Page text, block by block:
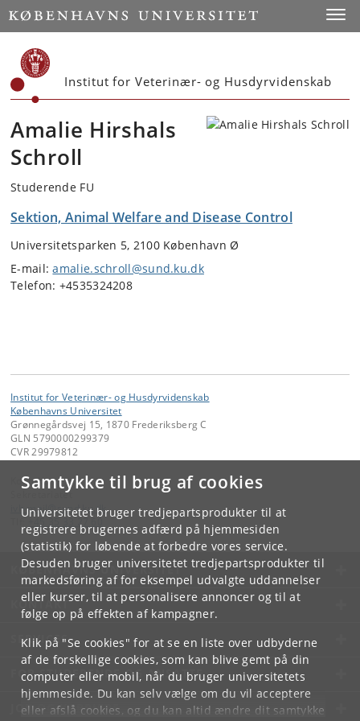
Samtykke til brug af cookies
Universitetet bruger tredjepartsprodukter til at
registrere brugernes adfærd på hjemmesiden
(statistik) for løbende at forbedre vores service.
Desuden bruger universitetet tredjepartsprodukter til
markedsføring af for eksempel udvalgte uddannelser
eller kurser, til at personalisere annoncer og til at
følge op på effekten af kampagner.
Klik på "Se cookies" for at se en liste over udbyderne
af de forskellige cookies, som kan blive gemt på din
computer eller mobil, når du bruger universitetets
hjemmeside. Du kan selv vælge om du vil acceptere
eller afslå cookies, og du kan altid ændre dit samtykke
Start
Institut for Veterinær- og Husdyrvidenskab
Amalie Hirshals
Schroll
Studerende FU
Sektion, Animal Welfare and Disease Control
Universitetsparken 5, 2100 København Ø
E-mail:amalie.schroll@sund.ku.dk
Telefon: +4535324208
Institut for Veterinær- og Husdyrvidenskab
Københavns Universitet
Grønnegårdsvej 15, 1870 Frederiksberg C
GLN 5790000299379
CVR 29979812
Kontakt:
Sekretariatet
ivh-mail@sund.ku. dk
KØBENHAVNS UNIVERSITET
KONTAKT
SERVICES
FOR STUDERENDE OG ANSATTE
JOB OG KARRIERE